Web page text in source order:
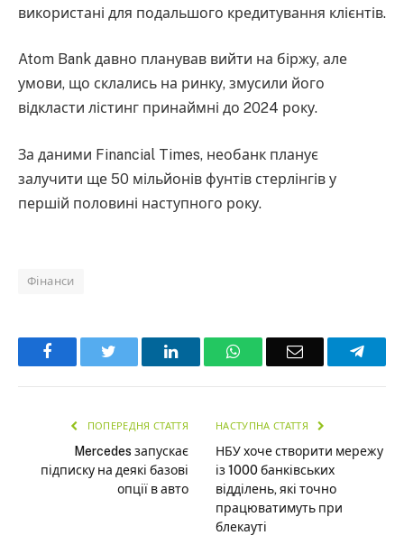
використані для подальшого кредитування клієнтів.
Atom Bank давно планував вийти на біржу, але
умови, що склались на ринку, змусили його
відкласти лістинг принаймні до 2024 року.
За даними Financial Times, необанк планує
залучити ще 50 мільйонів фунтів стерлінгів у
першій половині наступного року.
Фінанси
Facebook LinkedInWhatsAppEmail
ПОПЕРЕДНЯ СТАТТЯ
Mercedes запускає
підписку на деякі базові
опції в авто
НАСТУПНА СТАТТЯ
НБУ хоче створити мережу
із 1000 банківських
відділень, які точно
працюватимуть при
блекауті